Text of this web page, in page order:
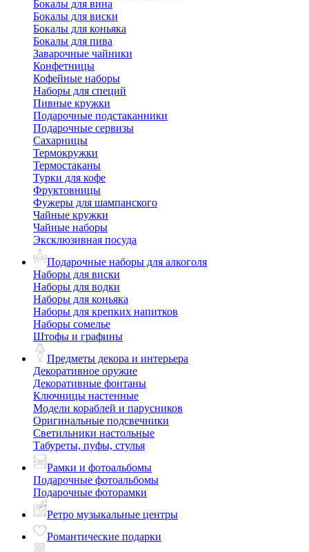
Бокалы для вина
Бокалы для виски
Бокалы для коньяка
Бокалы для пива
Заварочные чайники
Конфетницы
Кофейные наборы
Наборы для специй
Пивные кружки
Подарочные подстаканники
Подарочные сервизы
Сахарницы
Термокружки
Термостаканы
Турки для кофе
Фруктовницы
Фужеры для шампанского
Чайные кружки
Чайные наборы
Эксклюзивная посуда
Подарочные наборы для алкоголя
Наборы для виски
Наборы для водки
Наборы для коньяка
Наборы для крепких напитков
Наборы сомелье
Штофы и графины
Предметы декора и интерьера
Декоративное оружие
Декоративные фонтаны
Ключницы настенные
Модели кораблей и парусников
Оригинальные подсвечники
Светильники настольные
Табуреты, пуфы, стулья
Рамки и фотоальбомы
Подарочные фотоальбомы
Подарочные фоторамки
Ретро музыкальные центры
Романтические подарки